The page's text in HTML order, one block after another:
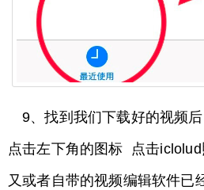
9、找到我们下载好的视频
点击左下角的图标 点击iclolud
又或者自带的视频编辑软件已